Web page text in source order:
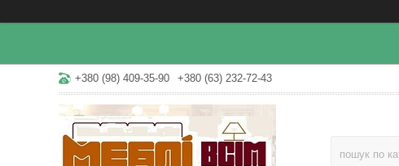
+380 (98) 409-35-90 +380 (63) 232-72-43